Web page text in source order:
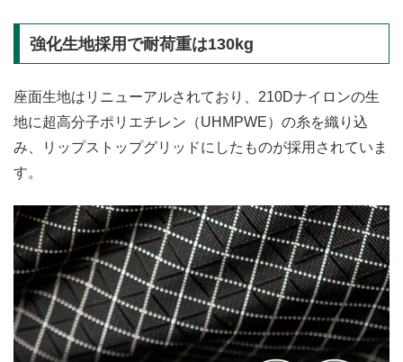
強化生地採用で耐荷重は130kg
座面生地はリニューアルされており、210Dナイロンの生
地に超高分子ポリエチレン（UHMPWE）の糸を織り込
み、リップストップグリッドにしたものが採用されていま
す。